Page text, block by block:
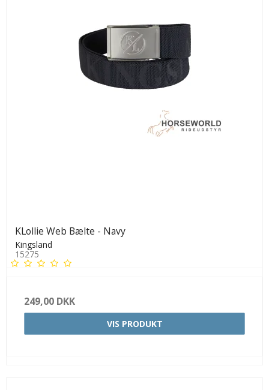
KLollie Web Bælte - Navy
Kingsland
15275
249,00 DKK
VIS PRODUKT